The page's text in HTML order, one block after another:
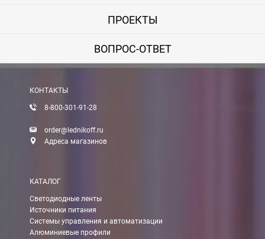
ПРОЕКТЫ
ВОПРОС-ОТВЕТ
КОНТАКТЫ
8-800-301-91-28
order@lednikoff.ru
Адреса магазинов
КАТАЛОГ
Светодиодные ленты
Источники питания
Системы управления и автоматизации
Алюминиевые профили